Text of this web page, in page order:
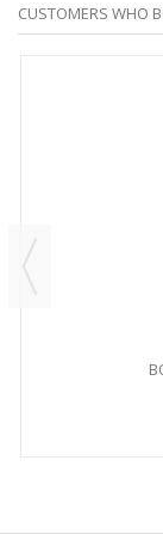
CUSTOMERS WHO